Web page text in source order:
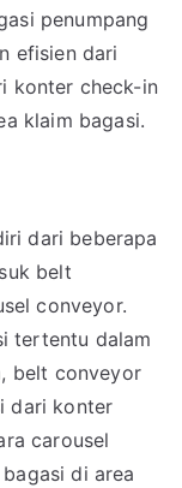
penumpang
efisien dari
konter check-in
klaim bagasi.
dari beberapa
belt
conveyor.
tertentu dalam
belt conveyor
dari konter
carousel
di area